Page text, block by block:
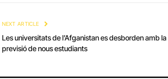
NEXT ARTICLE
Les universitats de l’Afganistan es desborden amb la
previsió de nous estudiants